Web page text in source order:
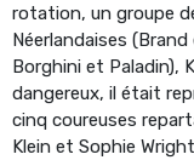
rotation, un groupe
Néerlandaises
Borghini et Paladin),
dangereux, il était
cinq coureuses
Klein et Sophie